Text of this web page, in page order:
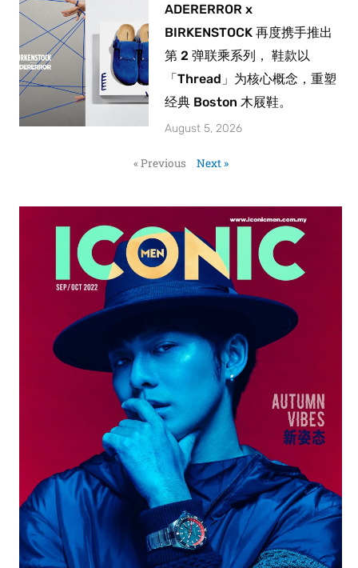
ADERERROR x
BIRKENSTOCK 再度携手推出
第 2 弹联乘系列， 鞋款以
「Thread」为核心概念，重塑
经典 Boston 木屐鞋。
August 5, 2026
« Previous Next »